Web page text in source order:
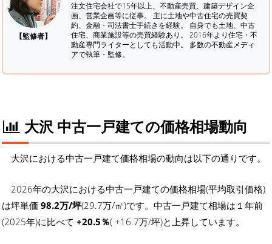
【監修者】
注文住宅会社で15年以上、不動産売買、建築デザイン企
画、営業企画等に従事。 主に土地や中古住宅の売買契
約、金融・司法書士手続きを経験。 自身でも土地、中古
住宅、商業施設等の売買経験あり。 2016年より住宅・不
動産専門ライターとしても活動中。 多数の不動産メディ
アで執筆・監修。
大沢 中古一戸建ての価格相場動向
大沢における中古一戸建て価格相場の動向は以下の通りです。
2026年の大沢における中古一戸建ての価格相場(平均取引価格)
は坪単価 98.2万/坪(29.7万/㎡)です。中古一戸建て相場は１年前
(2025年)に比べて +20.5％( +16.7万/坪)と上昇しています。